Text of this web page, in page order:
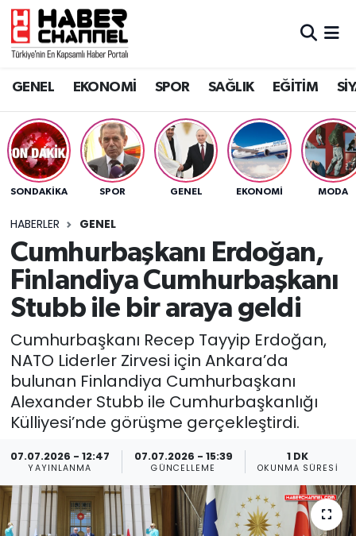
GENEL EKONOMİ SPOR SAĞLIK EĞİTİM
SONDAKIKA SPOR GENEL EKONOMİ MODA
HABERLER GENEL
Cumhurbaşkanı Erdoğan,
Finlandiya Cumhurbaşkanı
Stubb ile bir araya geldi
Cumhurbaşkanı Recep Tayyip Erdoğan,
NATO Liderler Zirvesi için Ankara’da
bulunan Finlandiya Cumhurbaşkanı
Alexander Stubb ile Cumhurbaşkanlığı
Külliyesi’nde görüşme gerçekleştirdi.
07.07.2026 - 12:47
YAYINLANMA
07.07.2026 - 15:39
GÜNCELLEME
1 DK
OKUNMA SÜRESI
GENEL
SPOR
SAĞLIK
EĞİTİM
SİYASET
MAGAZİN
Nöbetçi Eczaneler
Trafik Durumu
Süper Lig Puan Durumu ve Fikstür
Tüm Manşetler
Son Dakika Haberleri
Haber Arşivi